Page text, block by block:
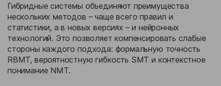
Гибридные системы объединяют преимущества
нескольких методов – чаще всего правил и
статистики, а в новых версиях – и нейронных
технологий. Это позволяет компенсировать слабые
стороны каждого подхода: формальную точность
RBMT, вероятностную гибкость SMT и контекстное
понимание NMT.